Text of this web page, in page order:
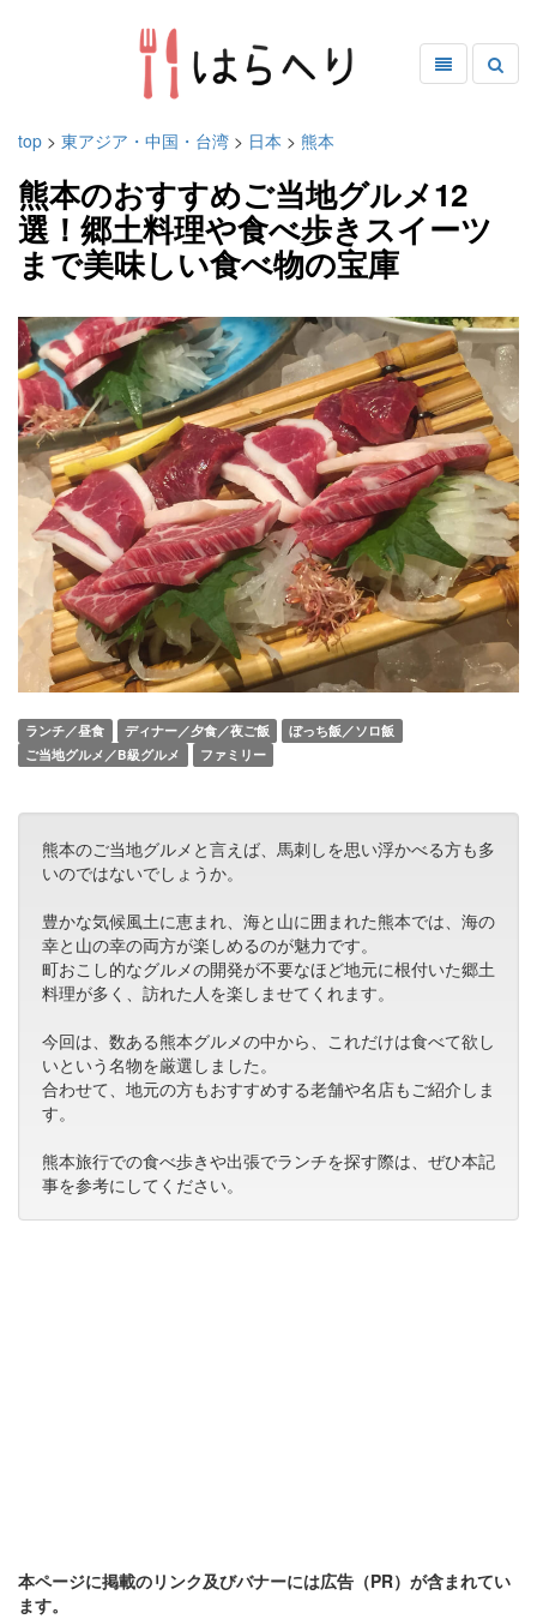
top > 東アジア・中国・台湾 > 日本 > 熊本
熊本のおすすめご当地グルメ12
選！郷土料理や食べ歩きスイーツ
まで美味しい食べ物の宝庫
ランチ／昼食 ディナー／夕食／夜ご飯
ぼっち飯／ソロ飯
ご当地グルメ／B級グルメ
ファミリー
熊本のご当地グルメと言えば、馬刺しを思い浮かべる方も多
いのではないでしょうか。
豊かな気候風土に恵まれ、海と山に囲まれた熊本では、海の
幸と山の幸の両方が楽しめるのが魅力です。
町おこし的なグルメの開発が不要なほど地元に根付いた郷土
料理が多く、訪れた人を楽しませてくれます。
今回は、数ある熊本グルメの中から、これだけは食べて欲し
いという名物を厳選しました。
合わせて、地元の方もおすすめする老舗や名店もご紹介しま
す。
熊本旅行での食べ歩きや出張でランチを探す際は、ぜひ本記
事を参考にしてください。
本ページに掲載のリンク及びバナーには広告（PR）が含まれてい
ます。